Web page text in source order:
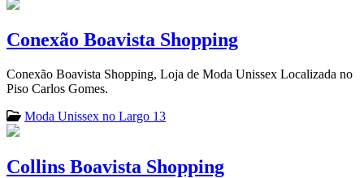
Conexão Boavista Shopping
Conexão Boavista Shopping, Loja de Moda Unissex Localizada no
Piso Carlos Gomes.
Moda Unissex no Largo 13
Collins Boavista Shopping